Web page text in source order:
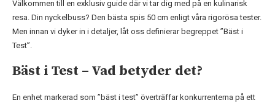
Välkommen till en exklusiv guide där vi tar dig med på en kulinarisk
resa. Din nyckelbuss? Den bästa spis 50 cm enligt våra rigorösa tester.
Men innan vi dyker in i detaljer, låt oss definierar begreppet ”Bäst i
Test”.
Bäst i Test – Vad betyder det?
En enhet markerad som ”bäst i test” överträffar konkurrenterna på ett